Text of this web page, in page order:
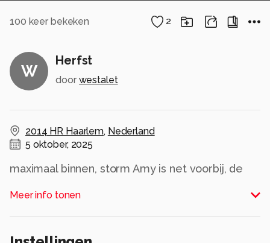
100 keer bekeken 2
W
Herfst
door westalet
2014 HR Haarlem, Nederland
5 oktober, 2025
maximaal binnen, storm Amy is net voorbij, de
Meer info tonen